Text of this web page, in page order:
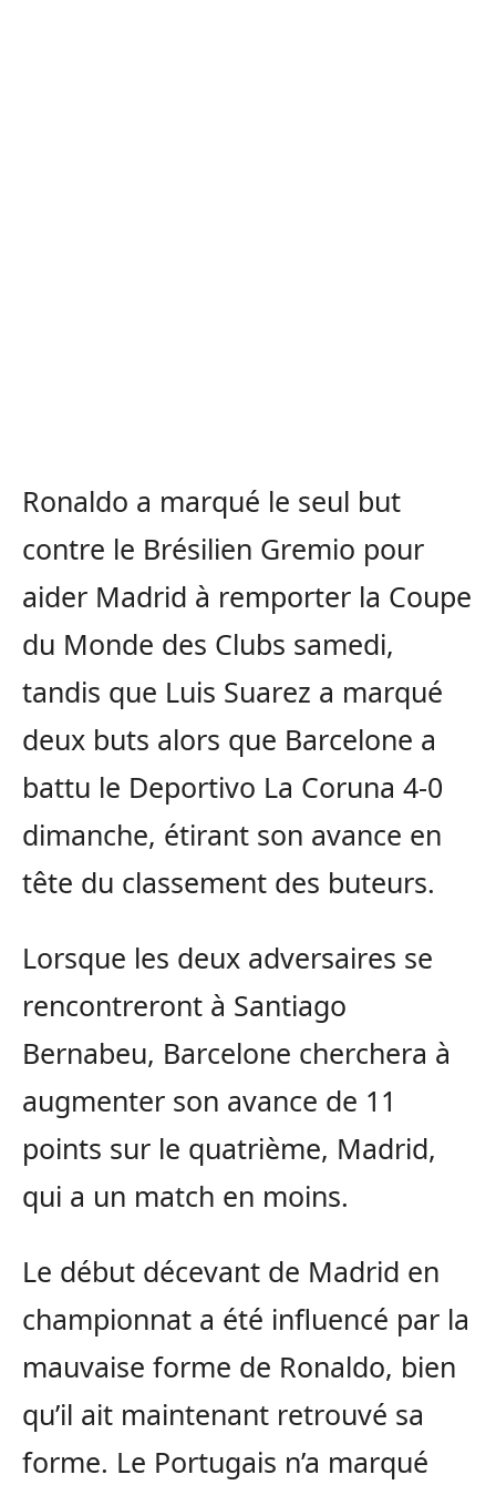
Ronaldo a marqué le seul but
contre le Brésilien Gremio pour
aider Madrid à remporter la Coupe
du Monde des Clubs samedi,
tandis que Luis Suarez a marqué
deux buts alors que Barcelone a
battu le Deportivo La Coruna 4-0
dimanche, étirant son avance en
tête du classement des buteurs.
Lorsque les deux adversaires se
rencontreront à Santiago
Bernabeu, Barcelone cherchera à
augmenter son avance de 11
points sur le quatrième, Madrid,
qui a un match en moins.
Le début décevant de Madrid en
championnat a été influencé par la
mauvaise forme de Ronaldo, bien
qu’il ait maintenant retrouvé sa
forme. Le Portugais n’a marqué